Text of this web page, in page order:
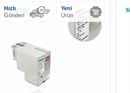
Hızlı
Gönderi
Yeni
Ürün